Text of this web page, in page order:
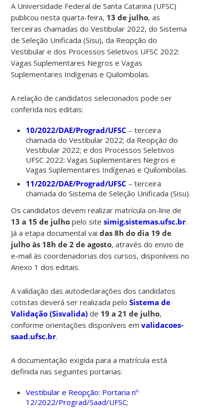
A Universidade Federal de Santa Catarina (UFSC)
publicou nesta quarta-feira, 13 de julho, as
terceiras chamadas do Vestibular 2022, do Sistema
de Seleção Unificada (Sisu), da Reopção do
Vestibular e dos Processos Seletivos UFSC 2022:
Vagas Suplementares Negros e Vagas
Suplementares Indígenas e Quilombolas.
A relação de candidatos selecionados pode ser
conferida nos editais:
10/2022/DAE/Prograd/UFSC – terceira
chamada do Vestibular 2022; da Reopção do
Vestibular 2022; e dos Processos Seletivos
UFSC 2022: Vagas Suplementares Negros e
Vagas Suplementares Indígenas e Quilombolas.
11/2022/DAE/Prograd/UFSC – terceira
chamada do Sistema de Seleção Unificada (Sisu).
Os candidatos devem realizar matrícula on-line de
13 a 15 de julho pelo sitesimig.sistemas.ufsc.br.
Já a etapa documental vaidas 8h do dia 19 de
julho às 18h de 2 de agosto, através do envio de
e-mail às coordenadorias dos cursos, disponíveis no
Anexo 1 dos editais.
A validação das autodeclarações dos candidatos
cotistas deverá ser realizada peloSistema de
Validação (Sisvalida) de 19 a 21 de julho,
conforme orientações disponíveis em validacoes-
saad.ufsc.br.
A documentação exigida para a matrícula está
definida nas seguintes portarias:
Vestibular e Reopção: Portaria nº
12/2022/Prograd/Saad/UFSC;